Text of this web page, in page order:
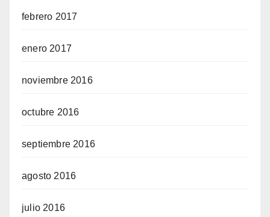
febrero 2017
enero 2017
noviembre 2016
octubre 2016
septiembre 2016
agosto 2016
julio 2016